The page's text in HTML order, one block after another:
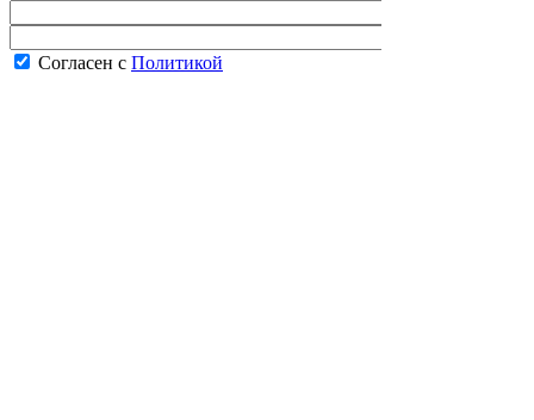
Согласен с Политикой